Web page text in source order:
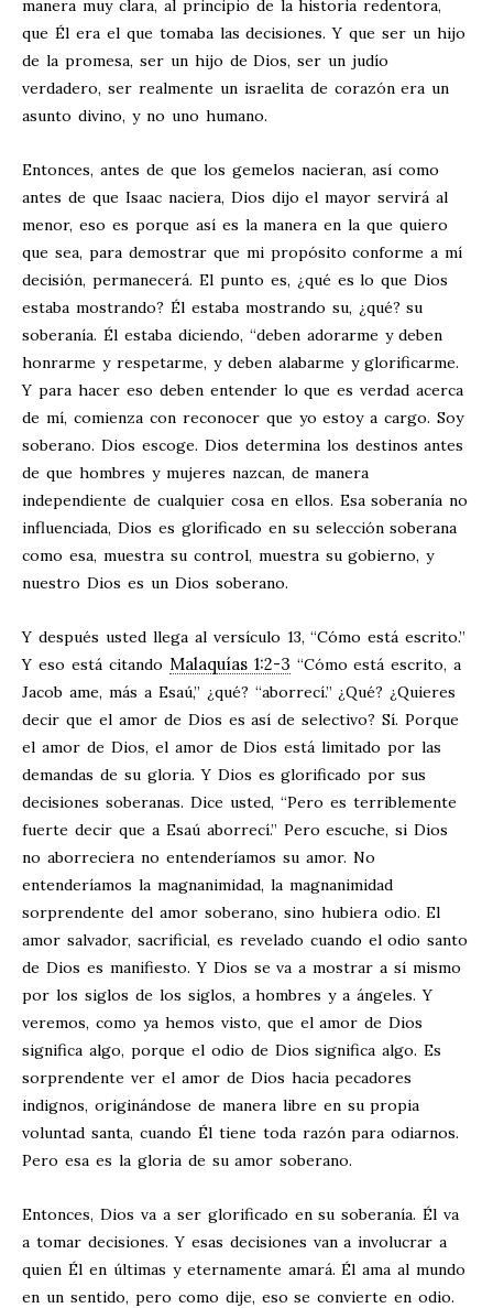
manera muy clara, al principio de la historia redentora,
que Él era el que tomaba las decisiones. Y que ser un hijo
de la promesa, ser un hijo de Dios, ser un judío
verdadero, ser realmente un israelita de corazón era un
asunto divino, y no uno humano.
Entonces, antes de que los gemelos nacieran, así como
antes de que Isaac naciera, Dios dijo el mayor servirá al
menor, eso es porque así es la manera en la que quiero
que sea, para demostrar que mi propósito conforme a mí
decisión, permanecerá. El punto es, ¿qué es lo que Dios
estaba mostrando? Él estaba mostrando su, ¿qué? su
soberanía. Él estaba diciendo, “deben adorarme y deben
honrarme y respetarme, y deben alabarme y glorificarme.
Y para hacer eso deben entender lo que es verdad acerca
de mí, comienza con reconocer que yo estoy a cargo. Soy
soberano. Dios escoge. Dios determina los destinos antes
de que hombres y mujeres nazcan, de manera
independiente de cualquier cosa en ellos. Esa soberanía no
influenciada, Dios es glorificado en su selección soberana
como esa, muestra su control, muestra su gobierno, y
nuestro Dios es un Dios soberano.
Y después usted llega al versículo 13, “Cómo está escrito.”
Y eso está citando Malaquías 1:2-3 “Cómo está escrito, a
Jacob ame, más a Esaú,” ¿qué? “aborrecí.” ¿Qué? ¿Quieres
decir que el amor de Dios es así de selectivo? Sí. Porque
el amor de Dios, el amor de Dios está limitado por las
demandas de su gloria. Y Dios es glorificado por sus
decisiones soberanas. Dice usted, “Pero es terriblemente
fuerte decir que a Esaú aborrecí.” Pero escuche, si Dios
no aborreciera no entenderíamos su amor. No
entenderíamos la magnanimidad, la magnanimidad
sorprendente del amor soberano, sino hubiera odio. El
amor salvador, sacrificial, es revelado cuando el odio santo
de Dios es manifiesto. Y Dios se va a mostrar a sí mismo
por los siglos de los siglos, a hombres y a ángeles. Y
veremos, como ya hemos visto, que el amor de Dios
significa algo, porque el odio de Dios significa algo. Es
sorprendente ver el amor de Dios hacia pecadores
indignos, originándose de manera libre en su propia
voluntad santa, cuando Él tiene toda razón para odiarnos.
Pero esa es la gloria de su amor soberano.
Entonces, Dios va a ser glorificado en su soberanía. Él va
a tomar decisiones. Y esas decisiones van a involucrar a
quien Él en últimas y eternamente amará. Él ama al mundo
en un sentido, pero como dije, eso se convierte en odio.